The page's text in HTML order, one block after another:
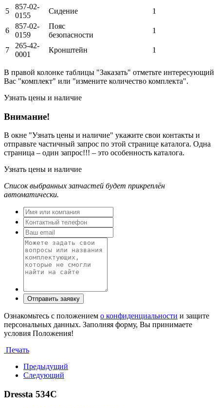
5
857-02-
0155
Сидение 1
6
857-02-
0159
Пояс
безопасности
1
7
265-42-
0001
Кронштейн 1
В правой колонке таблицы "Заказать" отметьте интересующий
Вас "комплект" или "измените количество комплекта".
Узнать цены и наличие
Внимание!
В окне "Узнать цены и наличие" укажите свои контакты и
отправьте частичный запрос по этой странице каталога. Одна
страница – один запрос!!! – это особенность каталога.
Узнать цены и наличие
Список выбранных запчастей будет прикреплён
автоматически.
Ознакомьтесь с положением о конфиденциальности и защите
персональных данных. Заполняя форму, Вы принимаете
условия Положения!
Печать
Предыдущий
Следующий
Dressta 534C